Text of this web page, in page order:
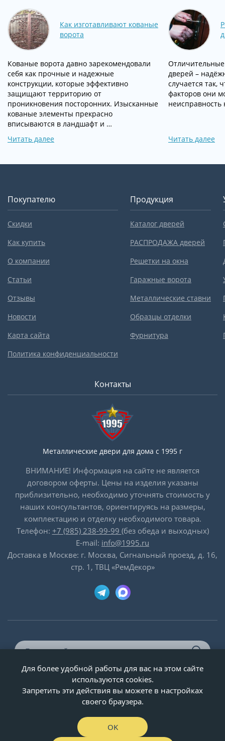
Как изготавливают кованые
ворота
Кованые ворота давно зарекомендовали
себя как прочные и надежные
конструкции, которые эффективно
защищают территорию от
проникновения посторонних. Изысканные
кованые элементы прекрасно
вписываются в ландшафт и …
Читать далее
дверей –
случается так,
факторов они
Читать далее
Покупателю
Скидки
Как купить
О компании
Статьи
Отзывы
Новости
Карта сайта
Политика конфиденциальности
Продукция
Каталог дверей
РАСПРОДАЖА дверей
Решетки на окна
Гаражные ворота
Металлические ставни
Образцы отделки
Фурнитура
Контакты
Металлические двери для дома с 1995 г
ВНИМАНИЕ! Информация на сайте не является
договором оферты. Цены на изделия указаны
приблизительно, необходимо уточнять стоимость у
наших консультантов, ориентируясь на размеры,
комплектацию и отделку необходимого товара.
Телефон: +7 (985) 238-99-99 (без обеда и выходных)
E-mail: info@1995.ru
Доставка в Москве: г. Москва, Сигнальный проезд, д. 16,
стр. 1, ТВЦ «РемДекор»
© ООО «Двери-и-точка», ИНН 5020092947, 1995-2026 г.
Для более удобной работы для вас на этом сайте
используются cookies.
Запретить эти действия вы можете в настройках
своего браузера.
OK